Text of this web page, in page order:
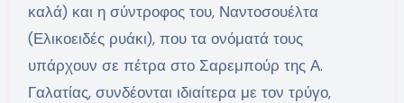
καλά) και η σύντροφος του, Ναντοσουέλτα
(Ελικοειδές ρυάκι), που τα ονόματά τους
υπάρχουν σε πέτρα στο Σαρεμπούρ της Α.
Γαλατίας, συνδέονται ιδιαίτερα με τον τρύγο,